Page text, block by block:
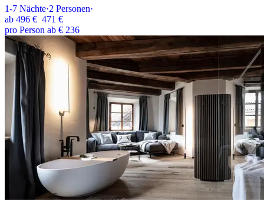
1-7 Nächte·2 Personen·
ab 496 € 471 €
pro Person ab € 236